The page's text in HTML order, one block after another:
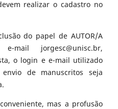
realizar o cadastro no
do papel de AUTOR/A
mail jorgesc@unisc.br,
o login e e-mail utilizado
de manuscritos seja
mas a profusão